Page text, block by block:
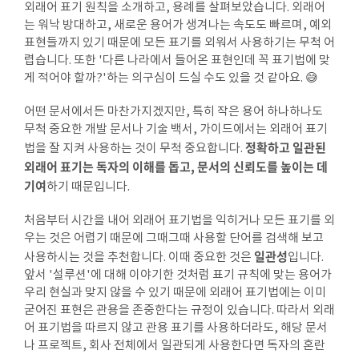
외래어 표기 원칙을 소개하고, 용례를 살펴보았습니다. 외래어
는 워낙 방대하고, 새로운 용어가 생겨나는 속도도 빠르며, 예외
표현들까지 있기 때문에 모든 표기를 외워서 사용하기는 무척 어
렵습니다. 또한 '다른 나라에서 들어온 표현인데 꼭 표기법에 맞
게 적어야 할까?'하는 의구심이 드실 수도 있을 것 같아요. 😅
어떤 문서에서든 마찬가지겠지만, 특히 작은 용어 하나하나도
무척 중요한 개발 문서나 기술 백서, 가이드에서는 외래어 표기
법을 잘 지켜 사용하는 것이 무척 중요합니다. 정확하고 일관된
외래어 표기는 독자의 이해를 돕고, 문서의 신뢰도를 높이는 데
기여하기 때문입니다.
처음부터 시간을 내어 외래어 표기법을 익히거나 모든 표기를 외
우는 것은 어렵기 때문에 그때그때 사용할 단어를 검색해 보고
사용하시는 것을 추천합니다. 이때 중요한 것은 일관성입니다.
앞서 '설루션'에 대해 이야기한 것처럼 표기 규칙에 맞는 용어가
우리 현실과 맞지 않을 수 있기 때문에 외래어 표기법에는 이미
굳어진 표현은 관용을 존중한다는 규정이 있습니다. 따라서 외래
어 표기법을 따르지 않고 관용 표기를 사용하더라도, 해당 문서
나 프로젝트, 회사 전체에서 일관되게 사용한다면 독자의 혼란